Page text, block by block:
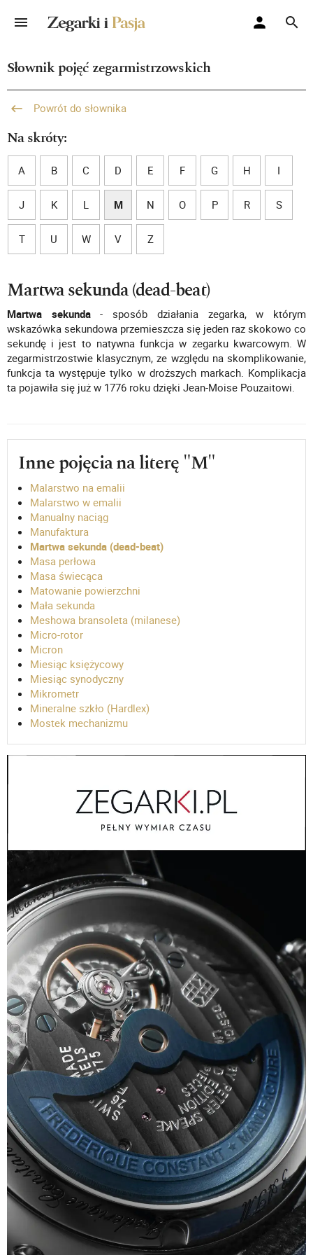
Słownik pojęć zegarmistrzowskich
Powrót do słownika
Na skróty:
A B C D E F G H I
J K L M N O P R S
T U W V Z
Martwa sekunda (dead-beat)
Martwa sekunda- sposób działania zegarka, w którym
wskazówka sekundowa przemieszcza się jeden raz skokowo co
sekundę i jest to natywna funkcja w zegarku kwarcowym. W
zegarmistrzostwie klasycznym, ze względu na skomplikowanie,
funkcja ta występuje tylko w droższych markach. Komplikacja
ta pojawiła się już w 1776 roku dzięki Jean-Moise Pouzaitowi.
Inne pojęcia na literę "M"
Malarstwo na emalii
Malarstwo w emalii
Manualny naciąg
Manufaktura
Martwa sekunda (dead-beat)
Masa perłowa
Masa świecąca
Matowanie powierzchni
Mała sekunda
Meshowa bransoleta (milanese)
Micro-rotor
Micron
Miesiąc księżycowy
Miesiąc synodyczny
Mikrometr
Mineralne szkło (Hardlex)
Mostek mechanizmu